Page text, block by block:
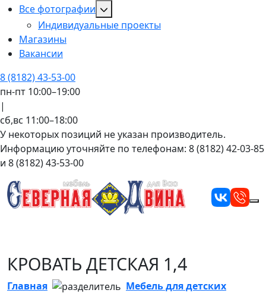
Все фотографии
Индивидуальные проекты
Магазины
Вакансии
8 (8182) 43-53-00
пн-пт 10:00–19:00
|
сб,вс 11:00–18:00
У некоторых позиций не указан производитель.
Информацию уточняйте по телефонам: 8 (8182) 42-03-85
и 8 (8182) 43-53-00
КРОВАТЬ ДЕТСКАЯ 1,4
Главная
Мебель для детских